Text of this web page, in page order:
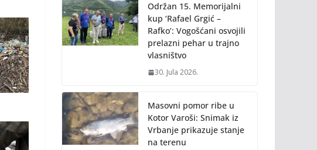
Održan 15. Memorijalni
kup ‘Rafael Grgić –
Rafko’: Vogošćani osvojili
prelazni pehar u trajno
vlasništvo
30. Jula 2026.
Masovni pomor ribe u
Kotor Varoši: Snimak iz
Vrbanje prikazuje stanje
na terenu